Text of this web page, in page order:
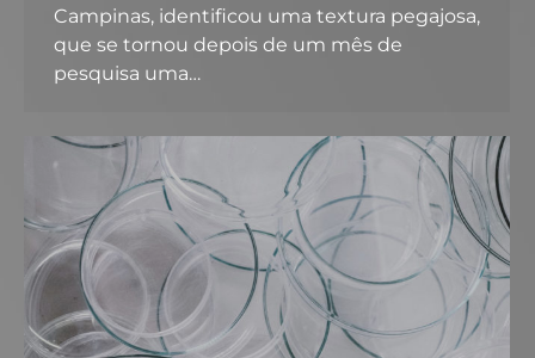
Campinas, identificou uma textura pegajosa,
que se tornou depois de um mês de
pesquisa uma…